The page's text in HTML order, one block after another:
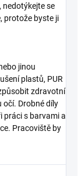
nedotýkejte se
protože byste ji
jinou
plastů, PUR
zdravotní
očí. Drobné díly
práci s barvami a
Pracoviště by